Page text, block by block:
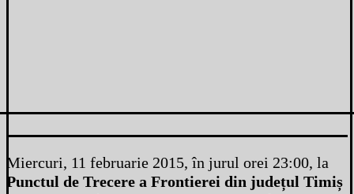
Miercuri, 11 februarie 2015, în jurul orei 23:00, la
Punctul de Trecere a Frontierei din județul Timiș